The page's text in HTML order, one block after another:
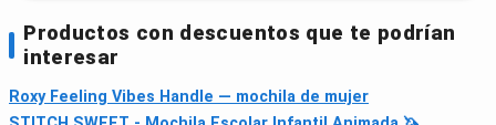
Productos con descuentos que te podrían
interesar
Roxy Feeling Vibes Handle — mochila de mujer